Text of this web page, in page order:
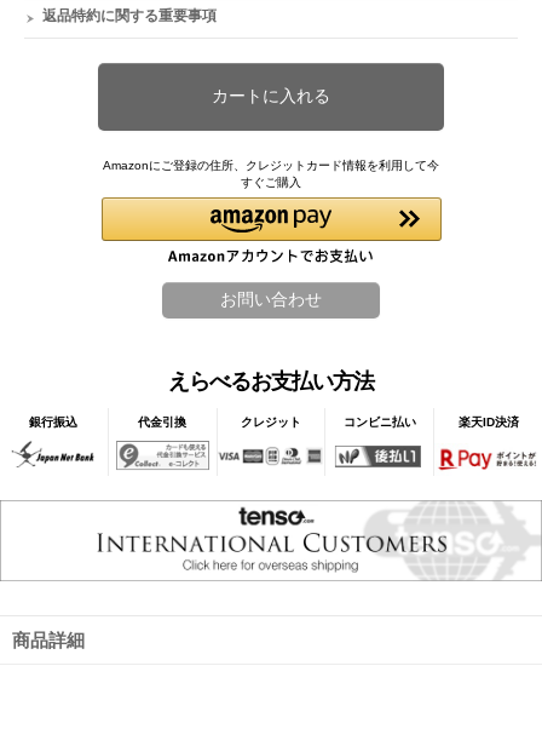
返品特約に関する重要事項
Amazonにご登録の住所、クレジットカード情報を利用して今
すぐご購入
えらべるお支払い方法
銀行振込 代金引換 クレジット コンビニ払い 楽天ID決済
商品詳細